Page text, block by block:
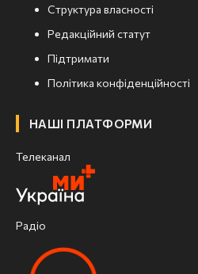
Структура власності
Редакційний статут
Підтримати
Політика конфіденційності
НАШІ ПЛАТФОРМИ
Телеканал
Радіо